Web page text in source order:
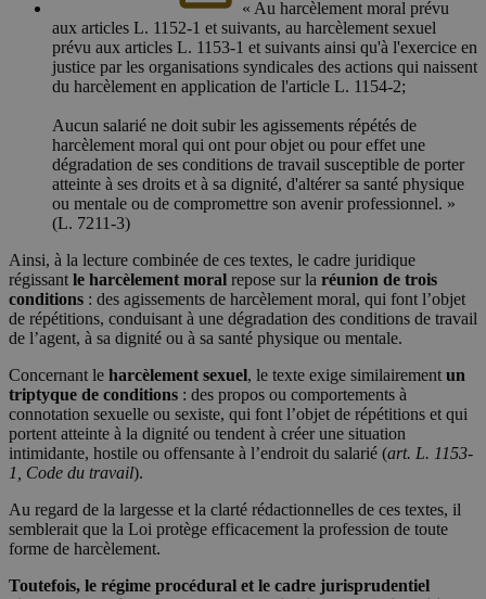
« Au harcèlement moral prévu
aux articles L. 1152-1 et suivants, au harcèlement sexuel
prévu aux articles L. 1153-1 et suivants ainsi qu'à l'exercice en
justice par les organisations syndicales des actions qui naissent
du harcèlement en application de l'article L. 1154-2;
Aucun salarié ne doit subir les agissements répétés de
harcèlement moral qui ont pour objet ou pour effet une
dégradation de ses conditions de travail susceptible de porter
atteinte à ses droits et à sa dignité, d'altérer sa santé physique
ou mentale ou de compromettre son avenir professionnel. »
(L. 7211-3)
Ainsi, à la lecture combinée de ces textes, le cadre juridique
régissant le harcèlement moral repose sur la réunion de trois
conditions : des agissements de harcèlement moral, qui font l’objet
de répétitions, conduisant à une dégradation des conditions de travail
de l’agent, à sa dignité ou à sa santé physique ou mentale.
Concernant le harcèlement sexuel, le texte exige similairement un
triptyque de conditions : des propos ou comportements à
connotation sexuelle ou sexiste, qui font l’objet de répétitions et qui
portent atteinte à la dignité ou tendent à créer une situation
intimidante, hostile ou offensante à l’endroit du salarié (art. L. 1153-
1, Code du travail).
Au regard de la largesse et la clarté rédactionnelles de ces textes, il
semblerait que la Loi protège efficacement la profession de toute
forme de harcèlement.
Toutefois, le régime procédural et le cadre jurisprudentiel